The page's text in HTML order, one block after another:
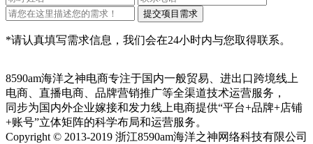
*请认真填写需求信息，我们会在24小时内与您取得联系。
8590am海洋之神电商专注于国内一般贸易、进出口跨境线上
电商、直播电商、品牌营销推广等全渠道技术运营服务，
同步为国内外企业嫁接和发力线上电商提供“平台+品牌+店铺
+账号”立体矩阵的科学布局和运营服务。
Copyright © 2013-2019 浙江8590am海洋之神网络科技有限公司